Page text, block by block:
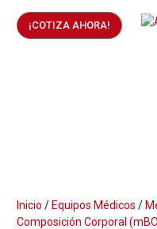
¡COTIZA AHORA!
Inicio / Equipos Médicos /
Composición Corporal